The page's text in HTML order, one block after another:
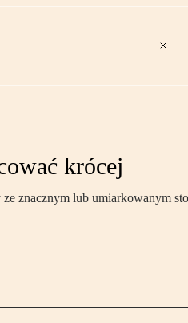
krócej
znacznym lub umiarkowanym